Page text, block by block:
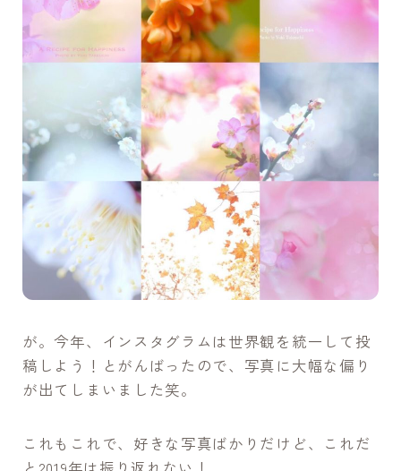
が。今年、インスタグラムは世界観を統一して投
稿しよう！とがんばったので、写真に大幅な偏り
が出てしまいました笑。
これもこれで、好きな写真ばかりだけど、これだ